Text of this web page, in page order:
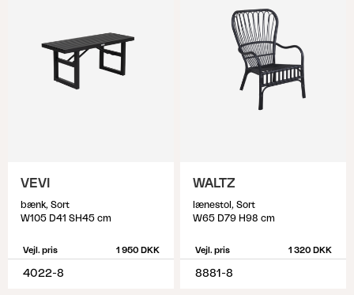
VEVI
bænk, Sort
W105 D41 SH45 cm
Vejl. pris 1 950 DKK
4022-8
WALTZ
lænestol, Sort
W65 D79 H98 cm
Vejl. pris 1 320 DKK
8881-8